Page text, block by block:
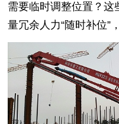
需要临时调整位置？这
量冗余人力“随时补位”